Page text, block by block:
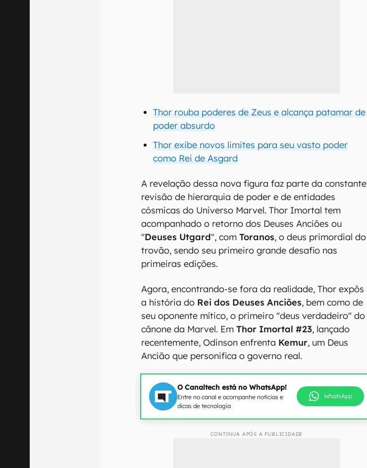
Thor rouba poderes de Zeus e alcança patamar de
poder absurdo
Thor exibe novos limites para seu vasto poder
como Rei de Asgard
A revelação dessa nova figura faz parte da constante
revisão de hierarquia de poder e de entidades
cósmicas do Universo Marvel. Thor Imortal tem
acompanhado o retorno dos Deuses Anciões ou
"Deuses Utgard", comToranos, o deus primordial do
trovão, sendo seu primeiro grande desafio nas
primeiras edições.
Agora, encontrando-se fora da realidade, Thor expôs
a história do Rei dos Deuses Anciões, bem como de
seu oponente mítico, o primeiro "deus verdadeiro" do
cânone da Marvel. EmThor Imortal #23, lançado
recentemente, Odinson enfrenta Kemur, um Deus
Ancião que personifica o governo real.
O Canaltech está no WhatsApp!
Entre no canal e acompanhe notícias e
dicas de tecnologia
WhatsApp
CONTINUA APÓS A PUBLICIDADE